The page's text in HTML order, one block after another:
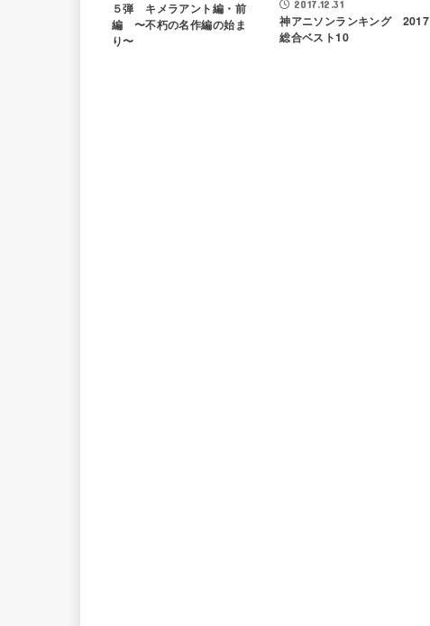
５弾 キメラアント編・前
編 〜不朽の名作編の始ま
り〜
2017.12.31
神アニソンランキング 2017
総合ベスト10